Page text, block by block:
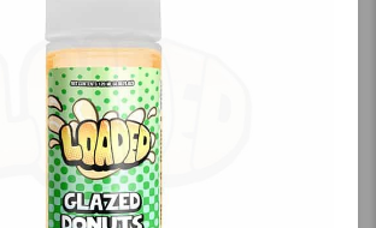
کنید.
آخرین
قیمت: 13 ساعت پیش
تمامی